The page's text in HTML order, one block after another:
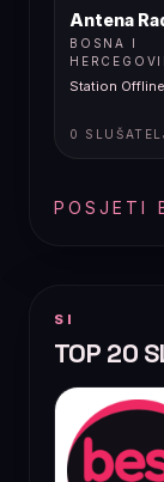
Antena
BOSNA I
Station Offline
0
POSJETI
SI
TOP 20